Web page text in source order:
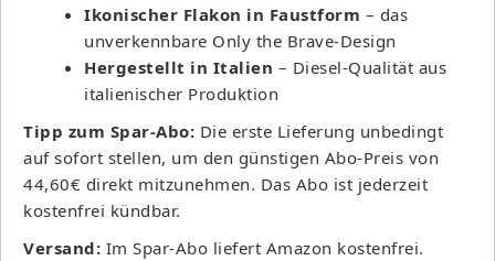
Ikonischer Flakon in Faustform – das
unverkennbare Only the Brave-Design
Hergestellt in Italien – Diesel-Qualität aus
italienischer Produktion
Tipp zum Spar-Abo: Die erste Lieferung unbedingt
auf sofort stellen, um den günstigen Abo-Preis von
44,60€ direkt mitzunehmen. Das Abo ist jederzeit
kostenfrei kündbar.
Versand: Im Spar-Abo liefert Amazon kostenfrei.